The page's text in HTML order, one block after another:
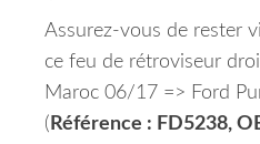
Assurez-vous de rester
ce feu de rétroviseur
Maroc 06/17 => Ford
( Référence : FD5238,